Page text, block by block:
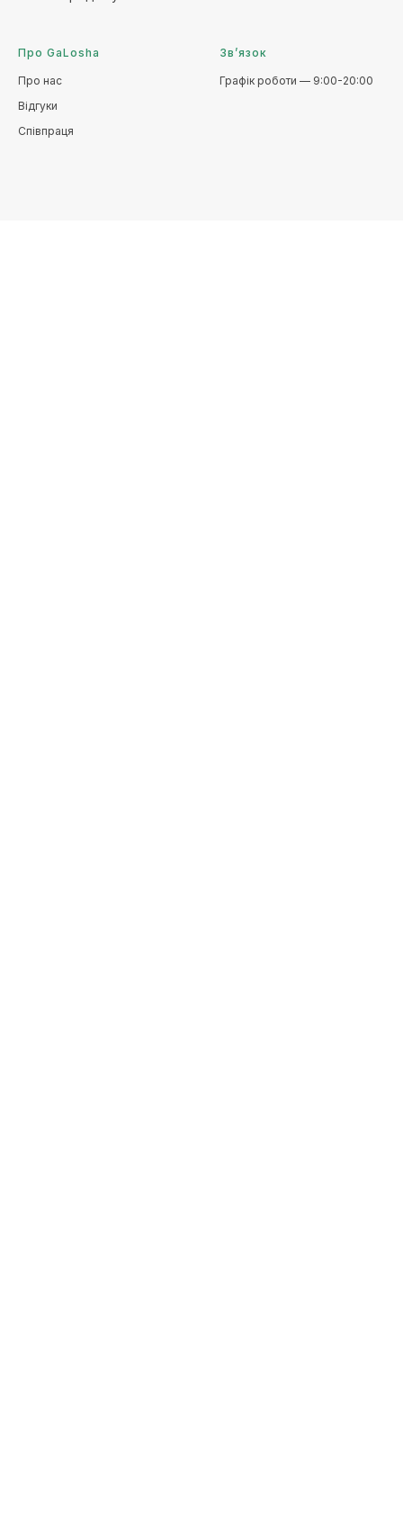
Про GaLosha
Про нас
Відгуки
Співпраця
Зв’язок
Графік роботи — 9:00-20:00